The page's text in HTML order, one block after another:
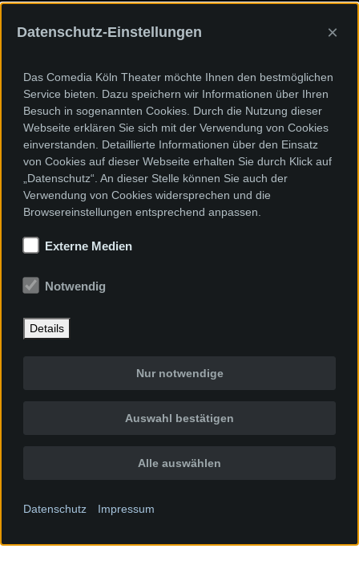
Datenschutz-Einstellungen ×
Das Comedia Köln Theater möchte Ihnen den bestmöglichen
Service bieten. Dazu speichern wir Informationen über Ihren
Besuch in sogenannten Cookies. Durch die Nutzung dieser
Webseite erklären Sie sich mit der Verwendung von Cookies
einverstanden. Detaillierte Informationen über den Einsatz
von Cookies auf dieser Webseite erhalten Sie durch Klick auf
„Datenschutz“. An dieser Stelle können Sie auch der
Verwendung von Cookies widersprechen und die
Browsereinstellungen entsprechend anpassen.
Externe Medien
Notwendig
Details
Nur notwendige
Auswahl bestätigen
Alle auswählen
Datenschutz Impressum